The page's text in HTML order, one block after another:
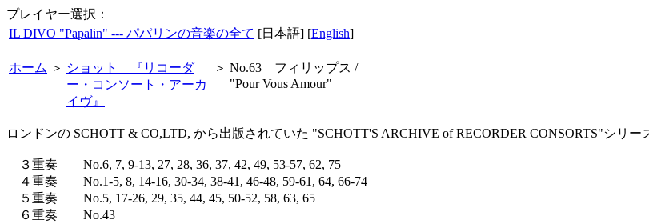
プレイヤー選択：
IL DIVO "Papalin" --- パパリンの音楽の全て [日本語] [English]
ホーム ＞ ショット 『リコーダ
ー・コンソート・アーカ
イヴ』
＞ No.63 フィリップス /
"Pour Vous Amour"
ロンドンの SCHOTT & CO,LTD, から出版されていた "SCHOTT'S ARCHIVE of RECORDER CONSORTS"シリ
３重奏 No.6, 7, 9-13, 27, 28, 36, 37, 42, 49, 53-57, 62, 75
４重奏 No.1-5, 8, 14-16, 30-34, 38-41, 46-48, 59-61, 64, 66-74
５重奏 No.5, 17-26, 29, 35, 44, 45, 50-52, 58, 63, 65
６重奏 No.43